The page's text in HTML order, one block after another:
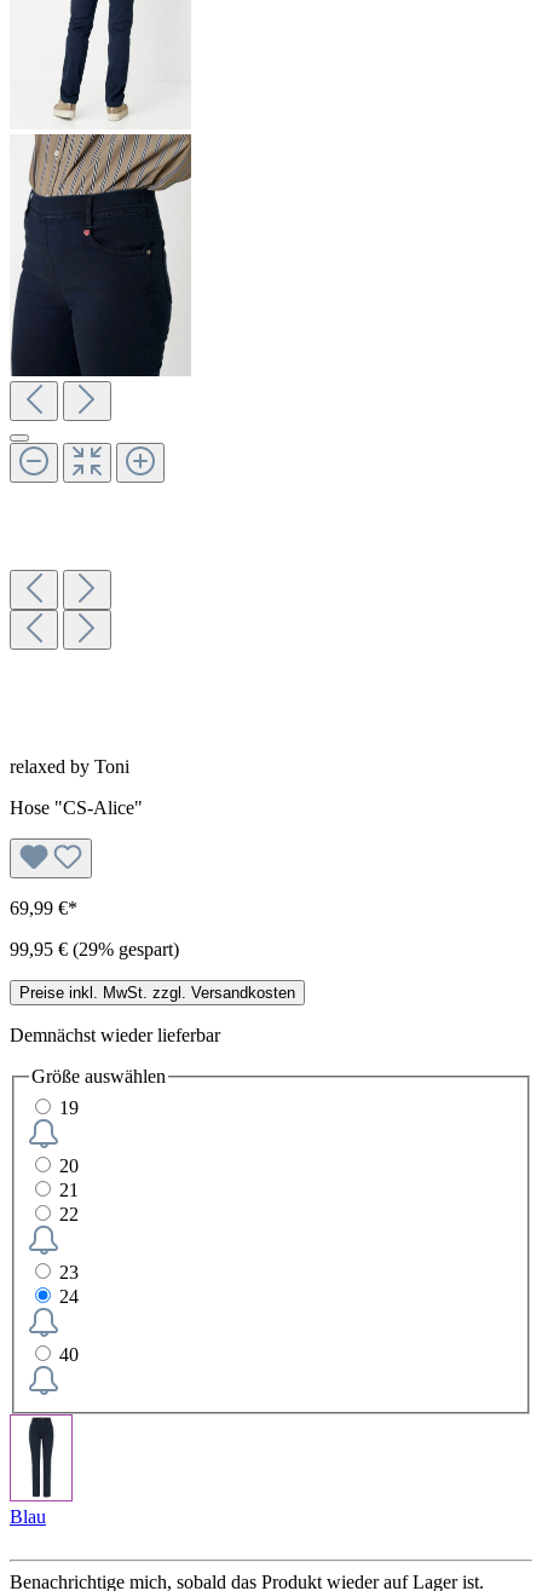
relaxed by Toni
Hose "CS-Alice"
69,99 €*
99,95 € (29% gespart)
Preise inkl. MwSt. zzgl. Versandkosten
Demnächst wieder lieferbar
Größe auswählen
19
20
21
22
23
24
40
Blau
Benachrichtige mich, sobald das Produkt wieder auf Lager ist.